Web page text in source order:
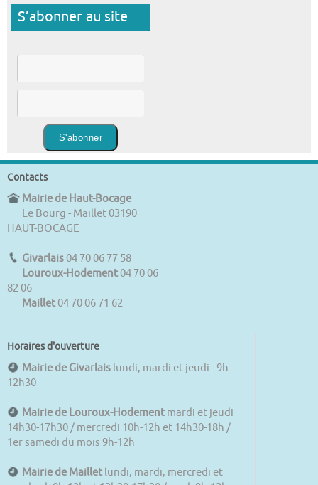
S’abonner au site
Contacts
Mairie de Haut-Bocage
Le Bourg - Maillet 03190
HAUT-BOCAGE
Givarlais 04 70 06 77 58
Louroux-Hodement 04 70 06
82 06
Maillet 04 70 06 71 62
Horaires d'ouverture
Mairie de Givarlais lundi, mardi et jeudi : 9h-
12h30
Mairie de Louroux-Hodement mardi et jeudi
14h30-17h30 / mercredi 10h-12h et 14h30-18h /
1er samedi du mois 9h-12h
Mairie de Maillet lundi, mardi, mercredi et